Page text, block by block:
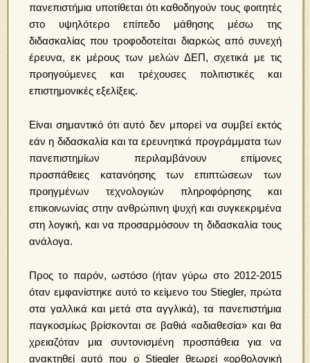
πανεπιστήμια υποτίθεται ότι καθοδηγούν τους φοιτητές
στο υψηλότερο επίπεδο μάθησης μέσω της
διδασκαλίας που τροφοδοτείται διαρκώς από συνεχή
έρευνα, εκ μέρους των μελών ΔΕΠ, σχετικά με τις
προηγούμενες και τρέχουσες πολιτιστικές και
επιστημονικές εξελίξεις.
Είναι σημαντικό ότι αυτό δεν μπορεί να συμβεί εκτός
εάν η διδασκαλία και τα ερευνητικά προγράμματα των
πανεπιστημίων περιλαμβάνουν επίμονες
προσπάθειες κατανόησης των επιπτώσεων των
προηγμένων τεχνολογιών πληροφόρησης και
επικοινωνίας στην ανθρώπινη ψυχή και συγκεκριμένα
στη λογική, και να προσαρμόσουν τη διδασκαλία τους
ανάλογα.
Προς το παρόν, ωστόσο (ήταν γύρω στο 2012-2015
όταν εμφανίστηκε αυτό το κείμενο του Stiegler, πρώτα
στα γαλλικά και μετά στα αγγλικά), τα πανεπιστήμια
παγκοσμίως βρίσκονται σε βαθιά «αδιαθεσία» και θα
χρειαζόταν μια συντονισμένη προσπάθεια για να
ανακτηθεί αυτό που ο Stiegler θεωρεί «ορθολογική